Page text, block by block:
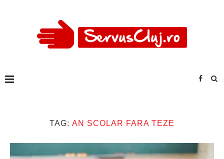
TAG: AN SCOLAR FARA TEZE